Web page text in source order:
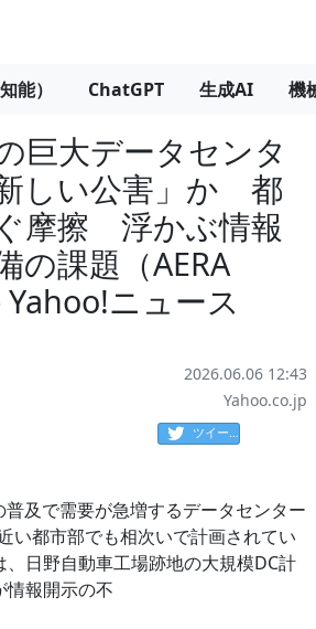
能） ChatGPT 生成AI 機
巨大データセンタ
しい公害」か 都
摩擦 浮かぶ情報
の課題（AERA
Yahoo!ニュース
2026.06.06 12:43
Yahoo.co.jp
ツイート
及で需要が急増するデータセンター
い都市部でも相次いで計画されてい
、日野自動車工場跡地の大規模DC計
情報開示の不